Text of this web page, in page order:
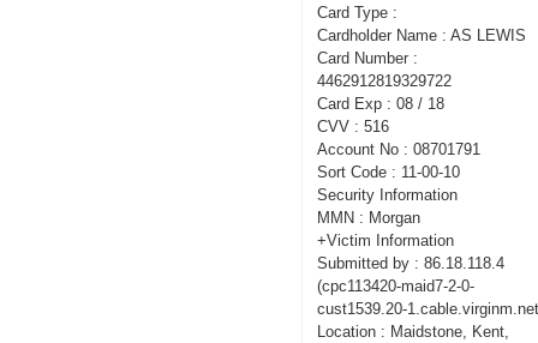
Card Type :
Cardholder Name : AS LEWIS
Card Number :
4462912819329722
Card Exp : 08 / 18
CVV : 516
Account No : 08701791
Sort Code : 11-00-10
Security Information
MMN : Morgan
+Victim Information
Submitted by : 86.18.118.4
(cpc113420-maid7-2-0-
cust1539.20-
Location : Maidstone, Kent,